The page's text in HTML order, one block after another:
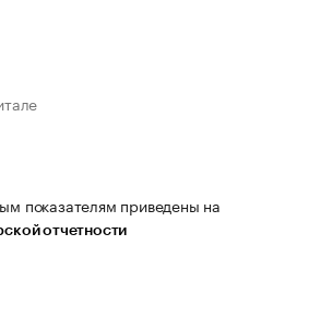
показателям приведены на
отчетности